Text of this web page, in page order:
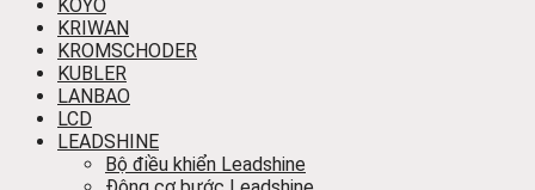
KOYO
KRIWAN
KROMSCHODER
KUBLER
LANBAO
LCD
LEADSHINE
Bộ điều khiển Leadshine